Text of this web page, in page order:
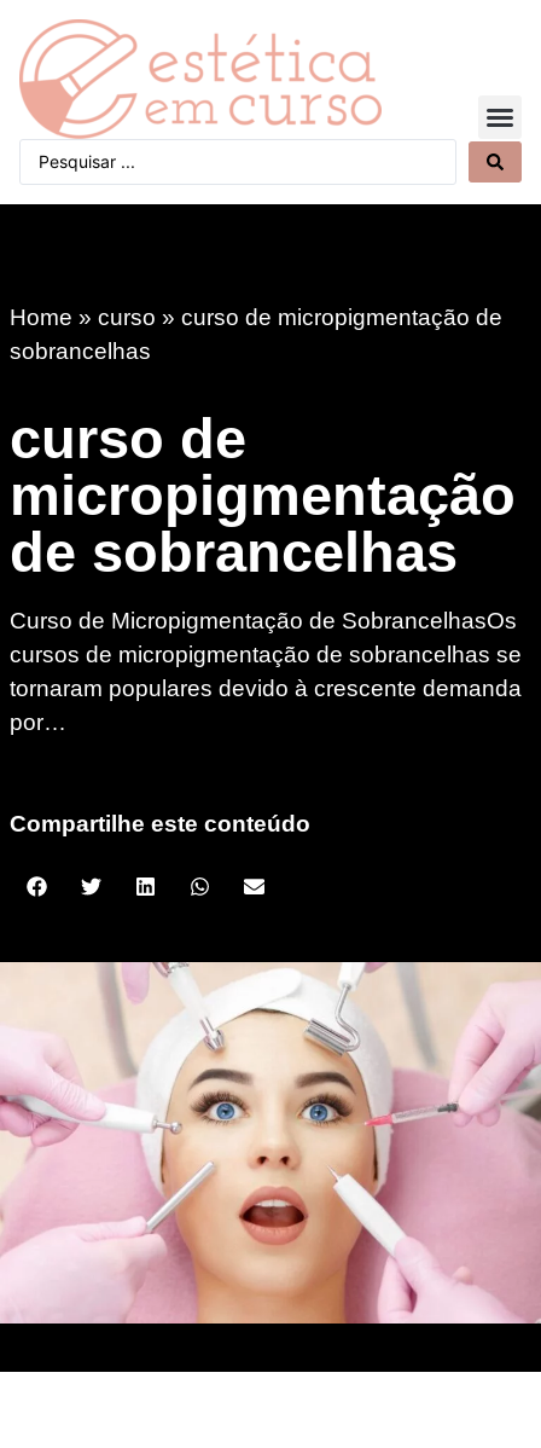
Home » curso » curso de micropigmentação de
sobrancelhas
curso de
micropigmentação
de sobrancelhas
Curso de Micropigmentação de SobrancelhasOs
cursos de micropigmentação de sobrancelhas se
tornaram populares devido à crescente demanda
por…
Compartilhe este conteúdo